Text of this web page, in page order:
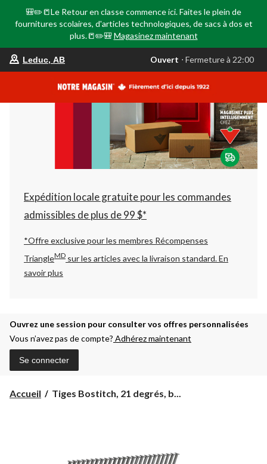
🎒✏️📒Le Retour en classe commence ici. Faites le plein de
fournitures scolaires, d'articles technologiques, de sacs à dos et
plus.📒✏️🎒 Magasinez maintenant
votre
est
AB,
Ouvert,
Fermeture
à
22:00
changer
Leduc, AB Ouvert ⋅ Fermeture à 22:00
Expédition locale gratuite pour les commandes
admissibles de plus de 99 $*
*Offre exclusive pour les membres Récompenses
TriangleMD sur les articles avec la livraison standard.En
savoir plus
Ouvrez une session pour consulter vos offres personnalisées
Vous n’avez pas de compte? Adhérez maintenant
Se connecter
Accueil
Tiges
Tiges Bostitch, 21 degrés, b...